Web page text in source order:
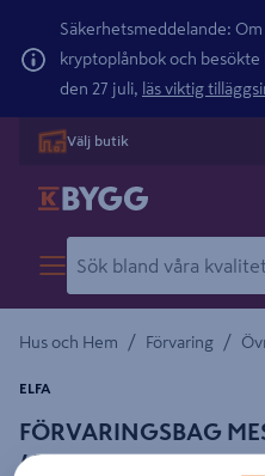
Säkerhetsmeddelande:
kryptoplånbok och
den 27 juli, läs viktig
Välj butik
Hus och Hem / Förvaring /
FÖRVARINGSBAG
4700089
ELFA